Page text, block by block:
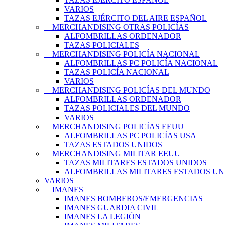
VARIOS
TAZAS EJÉRCITO DEL AIRE ESPAÑOL
MERCHANDISING OTRAS POLICÍAS
ALFOMBRILLAS ORDENADOR
TAZAS POLICIALES
MERCHANDISING POLICÍA NACIONAL
ALFOMBRILLAS PC POLICÍA NACIONAL
TAZAS POLICÍA NACIONAL
VARIOS
MERCHANDISING POLICÍAS DEL MUNDO
ALFOMBRILLAS ORDENADOR
TAZAS POLICIALES DEL MUNDO
VARIOS
MERCHANDISING POLICÍAS EEUU
ALFOMBRILLAS PC POLICÍAS USA
TAZAS ESTADOS UNIDOS
MERCHANDISING MILITAR EEUU
TAZAS MILITARES ESTADOS UNIDOS
ALFOMBRILLAS MILITARES ESTADOS
VARIOS
IMANES
IMANES BOMBEROS/EMERGENCIAS
IMANES GUARDIA CIVIL
IMANES LA LEGIÓN